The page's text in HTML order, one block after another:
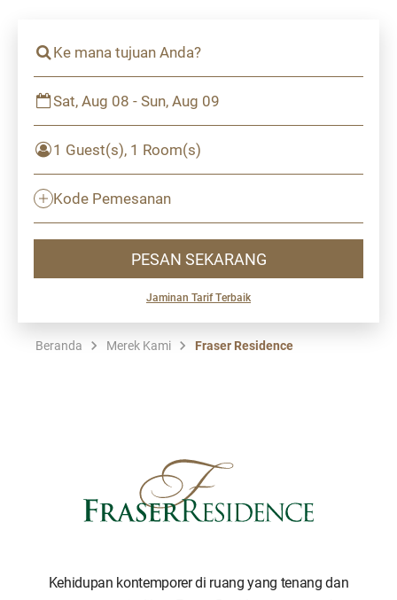
Ke mana tujuan Anda?
Sat, Aug 08 - Sun, Aug 09
1 Guest(s), 1 Room(s)
Kode Pemesanan
PESAN SEKARANG
Jaminan Tarif Terbaik
Beranda Merek Kami Fraser Residence
Kehidupan kontemporer di ruang yang tenang dan